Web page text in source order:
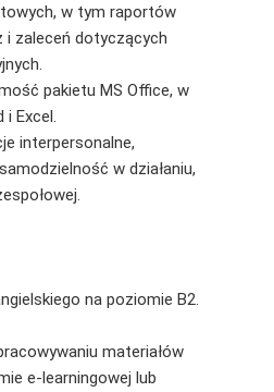
w tym raportów
i zaleceń dotyczących
pakietu MS Office, w
Excel.
interpersonalne,
w działaniu,
na poziomie B2.
materiałów
e-learningowej lub